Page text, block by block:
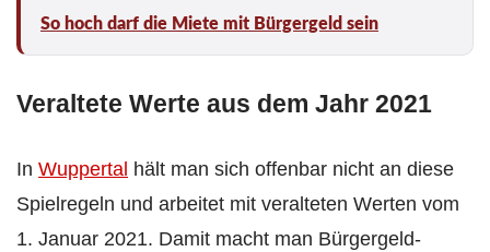
So hoch darf die Miete mit Bürgergeld sein
Veraltete Werte aus dem Jahr 2021
In Wuppertal hält man sich offenbar nicht an diese
Spielregeln und arbeitet mit veralteten Werten vom
1. Januar 2021. Damit macht man Bürgergeld-